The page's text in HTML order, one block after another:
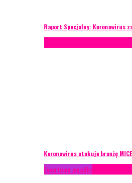
Raport Specjalny: Koronawirus
Koronawirus atakuje branżę MICE
Eventowe wpadki